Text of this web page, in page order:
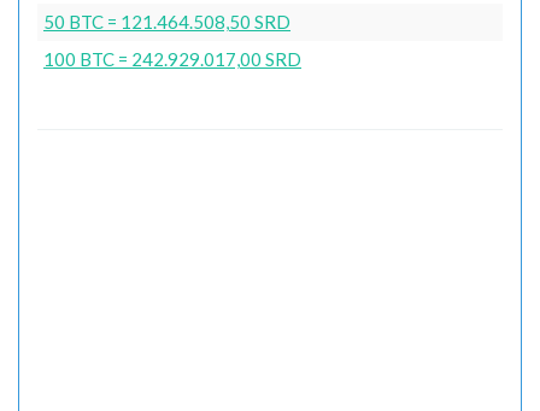
50 BTC = 121.464.508,50 SRD
100 BTC = 242.929.017,00 SRD